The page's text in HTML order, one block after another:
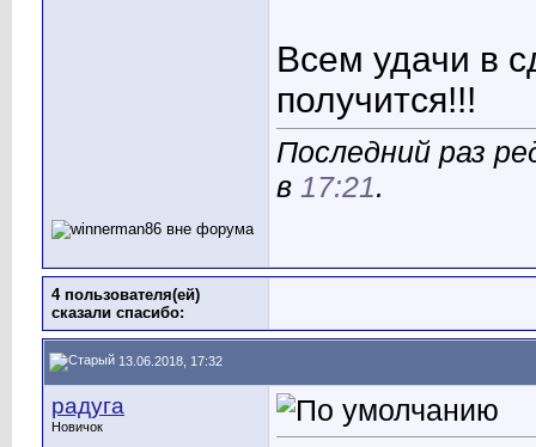
Всем удачи в
получится!!!
Последний раз
в 17:21.
4 пользователя(ей)
сказали cпасибо:
13.06.2018, 17:32
радуга
Новичок